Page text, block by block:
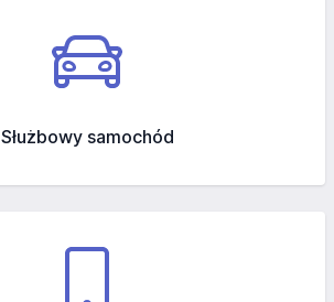
Służbowy samochód